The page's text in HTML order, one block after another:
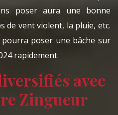
poser aura une bonne
de vent violent, la pluie, etc.
poser une bâche sur
rapidement.
avec
Zingueur